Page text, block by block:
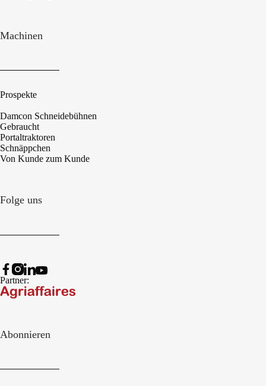
Machinen
Prospekte
Damcon Schneidebühnen
Gebraucht
Portaltraktoren
Schnäppchen
Von Kunde zum Kunde
Folge uns
Partner:
Abonnieren